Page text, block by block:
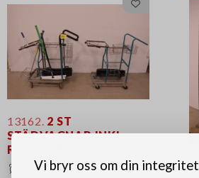
Vi bryr oss om din integritet
13162. 2 ST
STÄDVAGNAR INKL
REDSKAP MM
Avslutat rop